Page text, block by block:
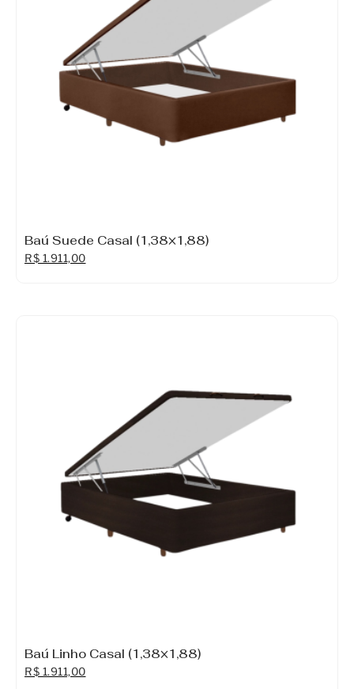
Baú Suede Casal (1,38×1,88)
R$ 1.911,00
Baú Linho Casal (1,38×1,88)
R$ 1.911,00